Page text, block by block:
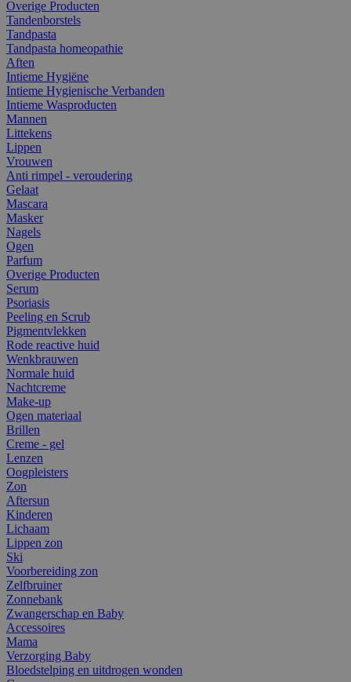
Overige Producten
Tandenborstels
Tandpasta
Tandpasta homeopathie
Aften
Intieme Hygiëne
Intieme Hygienische Verbanden
Intieme Wasproducten
Mannen
Littekens
Lippen
Vrouwen
Anti rimpel - veroudering
Gelaat
Mascara
Masker
Nagels
Ogen
Parfum
Overige Producten
Serum
Psoriasis
Peeling en Scrub
Pigmentvlekken
Rode reactive huid
Wenkbrauwen
Normale huid
Nachtcreme
Make-up
Ogen materiaal
Brillen
Creme - gel
Lenzen
Oogpleisters
Zon
Aftersun
Kinderen
Lichaam
Lippen zon
Ski
Voorbereiding zon
Zelfbruiner
Zonnebank
Zwangerschap en Baby
Accessoires
Mama
Verzorging Baby
Bloedstelping en uitdrogen wonden